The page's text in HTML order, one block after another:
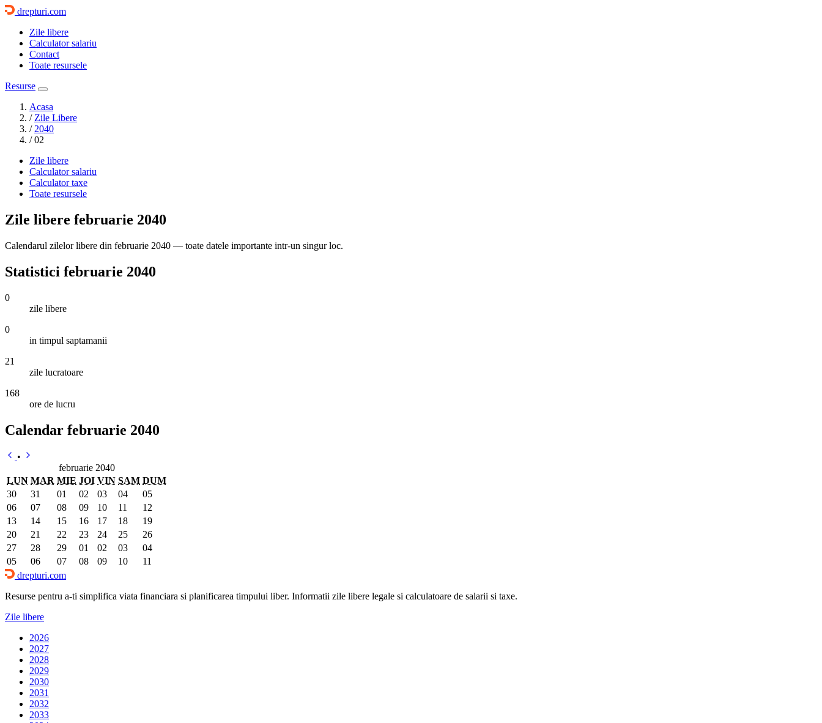
drepturi.com
Zile libere
Calculator salariu
Contact
Toate resursele
Resurse
Acasa
/ Zile Libere
/ 2040
/ 02
Zile libere
Calculator salariu
Calculator taxe
Toate resursele
Zile libere februarie 2040
Calendarul zilelor libere din februarie 2040 — toate datele importante intr-un singur loc.
Statistici februarie 2040
0
zile libere
0
in timpul saptamanii
21
zile lucratoare
168
ore de lucru
Calendar februarie 2040
•
februarie 2040
LUN MAR MIE JOI VIN SAM DUM
30
31 01 02 03 04
05
06
07 08 09 10 11
12
13
14 15 16 17 18
19
20
21 22 23 24 25
26
27
28 29 01 02 03
04
05
06 07 08 09 10
11
drepturi.com
Resurse pentru a-ti simplifica viata financiara si planificarea timpului liber. Informatii zile libere legale si calculatoare de salarii si taxe.
Zile libere
2026
2027
2028
2029
2030
2031
2032
2033